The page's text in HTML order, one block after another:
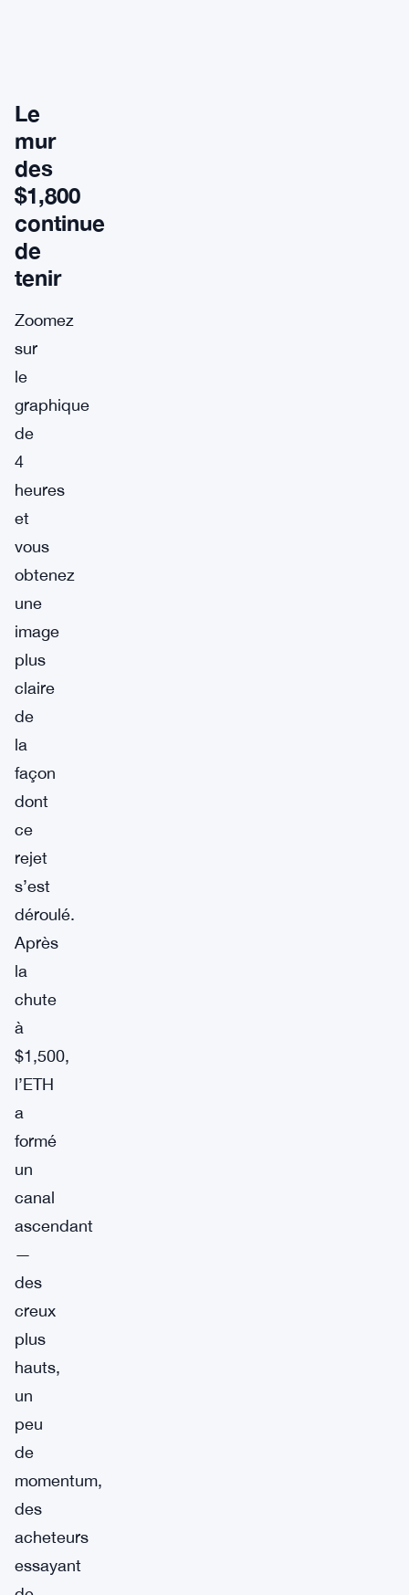
Le
mur
des
$1,800
continue
de
tenir
Zoomez
sur
le
graphique
de
4
heures
et
vous
obtenez
une
image
plus
claire
de
la
façon
dont
ce
rejet
s’est
déroulé.
Après
la
chute
à
$1,500,
l’ETH
a
formé
un
canal
ascendant
—
des
creux
plus
hauts,
un
peu
de
momentum,
des
acheteurs
essayant